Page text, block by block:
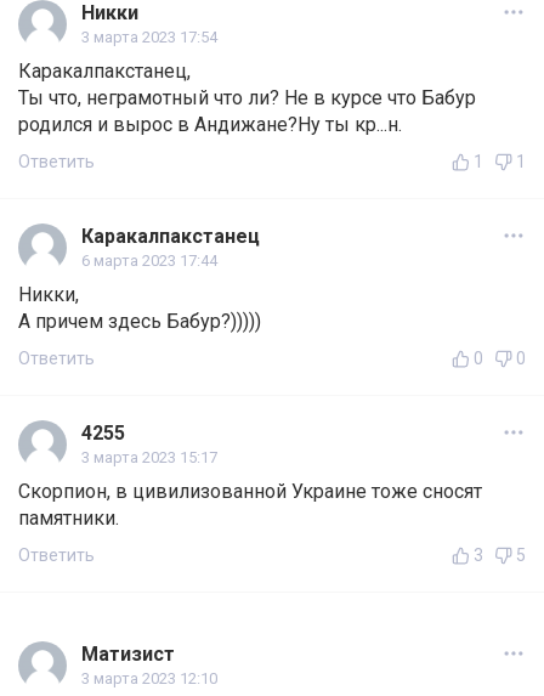
Никки
3 марта 2023 17:54
Каракалпакстанец,
Ты что, неграмотный что ли? Не в курсе что Бабур
родился и вырос в Андижане?Ну ты кр...н.
Ответить 1 1
Каракалпакстанец
6 марта 2023 17:44
Никки,
А причем здесь Бабур?)))))
Ответить 0 0
4255
3 марта 2023 15:17
Скорпион, в цивилизованной Украине тоже сносят
памятники.
Ответить 3 5
Матизист
3 марта 2023 12:10